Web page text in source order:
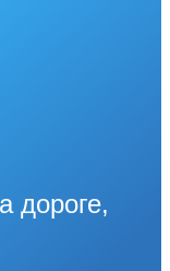
дороге,